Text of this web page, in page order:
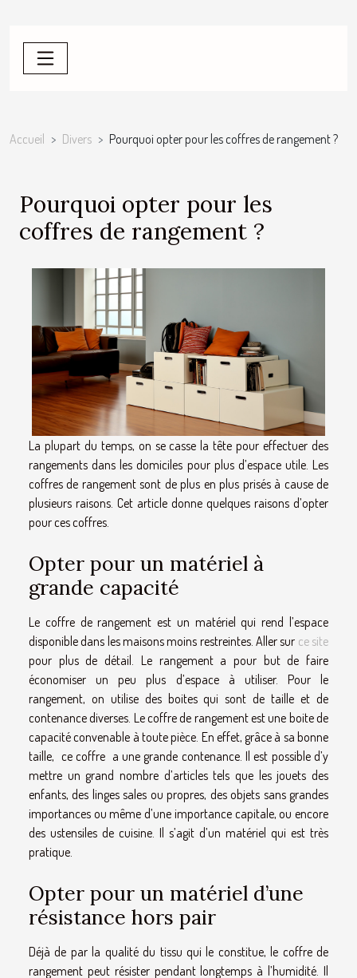
Accueil Divers Pourquoi opter pour les coffres de rangement ?
Pourquoi opter pour les
coffres de rangement ?
La plupart du temps, on se casse la tête pour effectuer des
rangements dans les domiciles pour plus d’espace utile. Les
coffres de rangement sont de plus en plus prisés à cause de
plusieurs raisons. Cet article donne quelques raisons d’opter
pour ces coffres.
Opter pour un matériel à
grande capacité
Le coffre de rangement est un matériel qui rend l’espace
disponible dans les maisons moins restreintes. Aller sur ce site
pour plus de détail. Le rangement a pour but de faire
économiser un peu plus d’espace à utiliser. Pour le
rangement, on utilise des boites qui sont de taille et de
contenance diverses. Le coffre de rangement est une boite de
capacité convenable à toute pièce. En effet, grâce à sa bonne
taille, ce coffre a une grande contenance. Il est possible d’y
mettre un grand nombre d’articles tels que les jouets des
enfants, des linges sales ou propres, des objets sans grandes
importances ou même d’une importance capitale, ou encore
des ustensiles de cuisine. Il s’agit d’un matériel qui est très
pratique.
Opter pour un matériel d’une
résistance hors pair
Déjà de par la qualité du tissu qui le constitue, le coffre de
rangement peut résister pendant longtemps à l’humidité. Il